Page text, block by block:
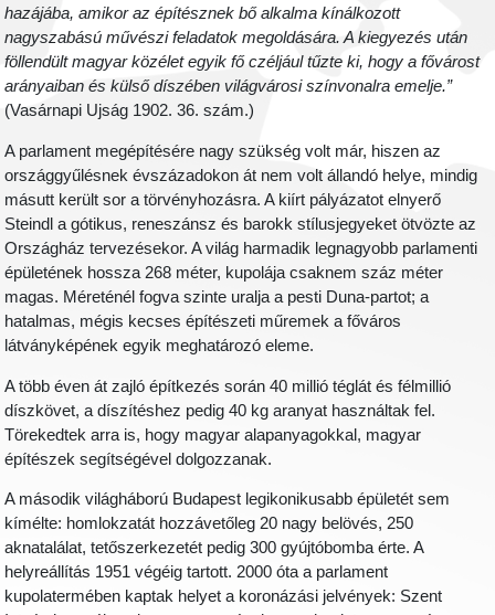
hazájába, amikor az építésznek bő alkalma kínálkozott
nagyszabású művészi feladatok megoldására. A kiegyezés után
föllendült magyar közélet egyik fő czéljául tűzte ki, hogy a fővárost
arányaiban és külső díszében világvárosi színvonalra emelje.”
(Vasárnapi Ujság 1902. 36. szám.)
A parlament megépítésére nagy szükség volt már, hiszen az
országgyűlésnek évszázadokon át nem volt állandó helye, mindig
másutt került sor a törvényhozásra. A kiírt pályázatot elnyerő
Steindl a gótikus, reneszánsz és barokk stílusjegyeket ötvözte az
Országház tervezésekor. A világ harmadik legnagyobb parlamenti
épületének hossza 268 méter, kupolája csaknem száz méter
magas. Méreténél fogva szinte uralja a pesti Duna-partot; a
hatalmas, mégis kecses építészeti műremek a főváros
látványképének egyik meghatározó eleme.
A több éven át zajló építkezés során 40 millió téglát és félmillió
díszkövet, a díszítéshez pedig 40 kg aranyat használtak fel.
Törekedtek arra is, hogy magyar alapanyagokkal, magyar
építészek segítségével dolgozzanak.
A második világháború Budapest legikonikusabb épületét sem
kímélte: homlokzatát hozzávetőleg 20 nagy belövés, 250
aknatalálat, tetőszerkezetét pedig 300 gyújtóbomba érte. A
helyreállítás 1951 végéig tartott. 2000 óta a parlament
kupolatermében kaptak helyet a koronázási jelvények: Szent